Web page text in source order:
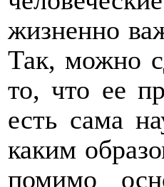
жизненно
Так, можно
то, что ее
есть сама
каким
помимо